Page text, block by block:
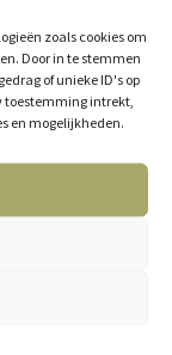
zoals cookies om
Door in te stemmen
of unieke ID's op
toestemming intrekt,
en mogelijkheden.